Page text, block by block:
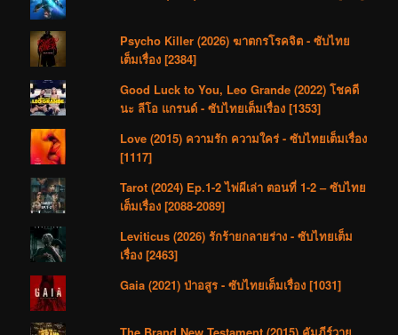
Psycho Killer (2026) ฆาตกรโรคจิต - ซับไทย
เต็มเรื่อง [2384]
Good Luck to You, Leo Grande (2022) โชคดี
นะ ลีโอ แกรนด์ - ซับไทยเต็มเรื่อง [1353]
Love (2015) ความรัก ความใคร่ - ซับไทยเต็มเรื่อง
[1117]
Tarot (2024) Ep.1-2 ไพ่ผีเล่า ตอนที่ 1-2 – ซับไทย
เต็มเรื่อง [2088-2089]
Leviticus (2026) รักร้ายกลายร่าง - ซับไทยเต็ม
เรื่อง [2463]
Gaia (2021) ป่าอสูร - ซับไทยเต็มเรื่อง [1031]